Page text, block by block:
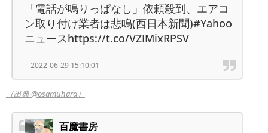
「電話が鳴りっぱなし」依頼殺到、エアコ
ン取り付け業者は悲鳴(西日本新聞)#Yahoo
ニュースhttps://t.co/VZIMixRPSV
2022-06-29 15:10:01
（出典 @osamuhara）
百魔書房